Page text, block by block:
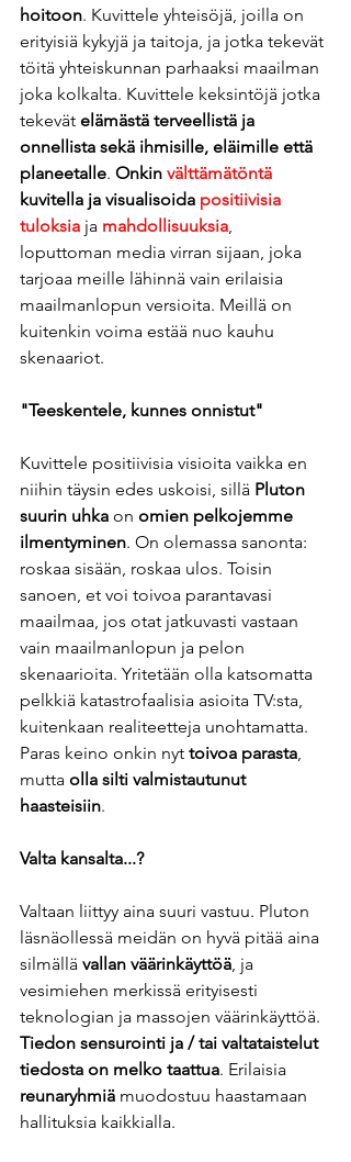
hoitoon. Kuvittele yhteisöjä, joilla on
erityisiä kykyjä ja ​​taitoja, ja jotka tekevät
töitä yhteiskunnan parhaaksi maailman
joka kolkalta. Kuvittele keksintöjä jotka
tekevät elämästä terveellistä ja
onnellista sekä ihmisille, eläimille että
planeetalle. Onkin välttämätöntä
kuvitella ja visualisoida positiivisia
tuloksia ja mahdollisuuksia,
loputtoman media virran sijaan, joka
tarjoaa meille lähinnä vain erilaisia
maailmanlopun versioita. Meillä on
kuitenkin voima estää nuo kauhu
skenaariot.
"Teeskentele, kunnes onnistut"
Kuvittele positiivisia visioita vaikka en
niihin täysin edes uskoisi, sillä Pluton
suurin uhka on omien pelkojemme
ilmentyminen. On olemassa sanonta:
roskaa sisään, roskaa ulos. Toisin
sanoen, et voi toivoa parantavasi
maailmaa, jos otat jatkuvasti vastaan
vain maailmanlopun ja pelon
skenaarioita. Yritetään olla katsomatta
pelkkiä katastrofaalisia asioita TV:sta,
kuitenkaan realiteetteja unohtamatta.
Paras keino onkin nyt toivoa parasta,
mutta olla silti valmistautunut
haasteisiin.
Valta kansalta...?
Valtaan liittyy aina suuri vastuu. Pluton
läsnäollessä meidän on hyvä pitää aina
silmällä vallan väärinkäyttöä, ja
vesimiehen merkissä erityisesti
teknologian ja massojen väärinkäyttöä.
Tiedon sensurointi ja / tai valtataistelut
tiedosta on melko taattua. Erilaisia ​​
reunaryhmiä muodostuu haastamaan
hallituksia kaikkialla.